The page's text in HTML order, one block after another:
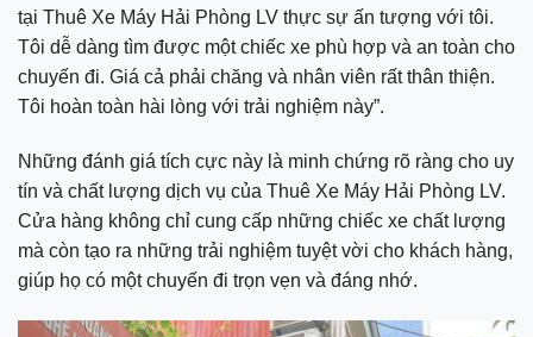
tại Thuê Xe Máy Hải Phòng LV thực sự ấn tượng với tôi.
Tôi dễ dàng tìm được một chiếc xe phù hợp và an toàn cho
chuyến đi. Giá cả phải chăng và nhân viên rất thân thiện.
Tôi hoàn toàn hài lòng với trải nghiệm này”.
Những đánh giá tích cực này là minh chứng rõ ràng cho uy
tín và chất lượng dịch vụ của Thuê Xe Máy Hải Phòng LV.
Cửa hàng không chỉ cung cấp những chiếc xe chất lượng
mà còn tạo ra những trải nghiệm tuyệt vời cho khách hàng,
giúp họ có một chuyến đi trọn vẹn và đáng nhớ.